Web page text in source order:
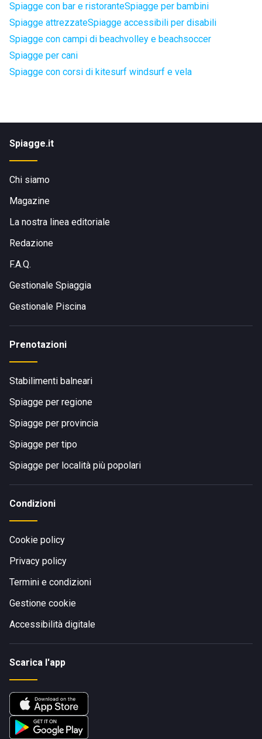
Spiagge con bar e ristoranteSpiagge per bambini
Spiagge attrezzateSpiagge accessibili per disabili
Spiagge con campi di beachvolley e beachsoccer
Spiagge per cani
Spiagge con corsi di kitesurf windsurf e vela
Spiagge.it
Chi siamo
Magazine
La nostra linea editoriale
Redazione
F.A.Q.
Gestionale Spiaggia
Gestionale Piscina
Prenotazioni
Stabilimenti balneari
Spiagge per regione
Spiagge per provincia
Spiagge per tipo
Spiagge per località più popolari
Condizioni
Cookie policy
Privacy policy
Termini e condizioni
Gestione cookie
Accessibilità digitale
Scarica l'app